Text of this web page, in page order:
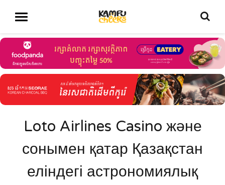
Loto Airlines Casino және
сонымен қатар Қазақстан
еліндегі астрономиялық